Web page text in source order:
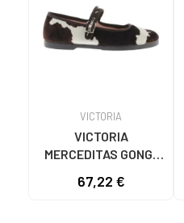
VICTORIA
VICTORIA
MERCEDITAS GONG-
TERCIOPELO BLANCO
67,22 €